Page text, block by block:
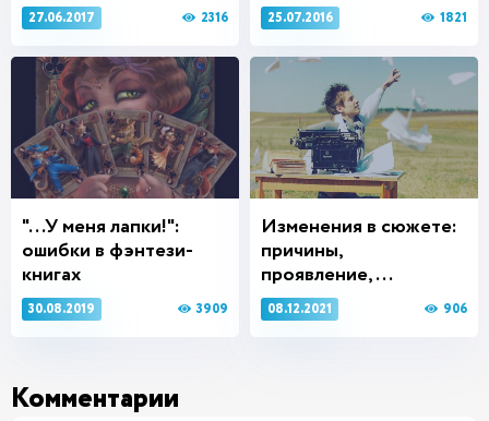
27.06.2017 2316
"...У меня лапки!":
ошибки в фэнтези-
книгах
30.08.2019 3909
Изменения в сюжете:
причины,
проявление,...
08.12.2021 906
25.07.2016 1821
Комментарии